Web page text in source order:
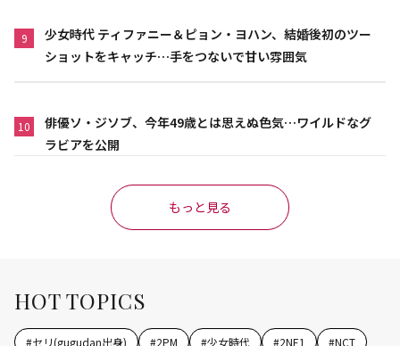
9
少女時代 ティファニー＆ピョン・ヨハン、結婚後初のツー
ショットをキャッチ…手をつないで甘い雰囲気
10
俳優ソ・ジソブ、今年49歳とは思えぬ色気…ワイルドなグ
ラビアを公開
もっと見る
HOT TOPICS
#セリ(gugudan出身) #2PM #少女時代 #2NE1 #NCT